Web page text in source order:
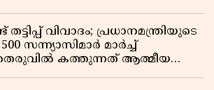
വിവാദം; പ്രധാനമന്ത്രിയുടെ
സന്ന്യാസിമാർ മാർച്ച്
കത്തുന്നത് ആത്മീയ